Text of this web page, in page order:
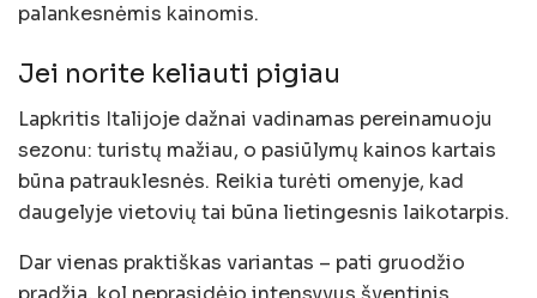
palankesnėmis kainomis.
Jei norite keliauti pigiau
Lapkritis Italijoje dažnai vadinamas pereinamuoju
sezonu: turistų mažiau, o pasiūlymų kainos kartais
būna patrauklesnės. Reikia turėti omenyje, kad
daugelyje vietovių tai būna lietingesnis laikotarpis.
Dar vienas praktiškas variantas – pati gruodžio